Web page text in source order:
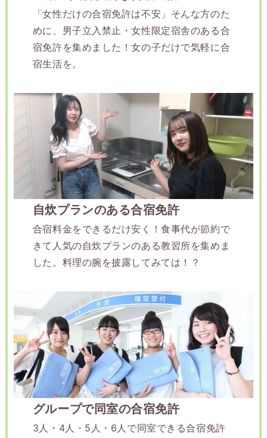
「女性だけの合宿免許は不安」そんな方のた
めに、男子立入禁止・女性限定宿舎のある合
宿免許を集めました！女の子だけで気軽に合
宿生活を。
自炊プランのある合宿免許
合宿料金をできるだけ安く！食事代が節約で
きて人気の自炊プランのある教習所を集めま
した。料理の腕を披露してみては！？
グループで同室の合宿免許
3人・4人・5人・6人で同室できる合宿免許